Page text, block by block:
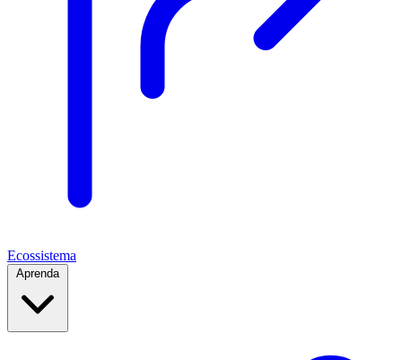
Ecossistema
Aprenda